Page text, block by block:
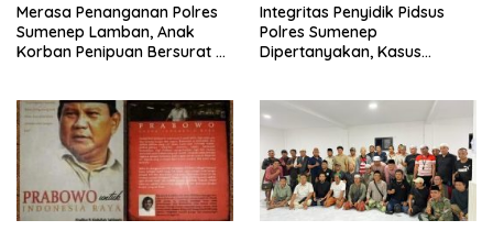
Merasa Penanganan Polres
Sumenep Lamban, Anak
Korban Penipuan Bersurat ke
Integritas Penyidik Pidsus
Polres Sumenep
Dipertanyakan, Kasus
Kepastian